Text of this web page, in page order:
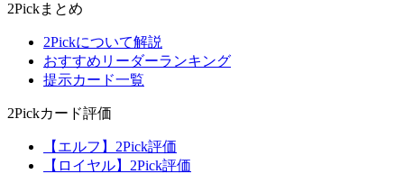
2Pickまとめ
2Pickについて解説
おすすめリーダーランキング
提示カード一覧
2Pickカード評価
【エルフ】2Pick評価
【ロイヤル】2Pick評価